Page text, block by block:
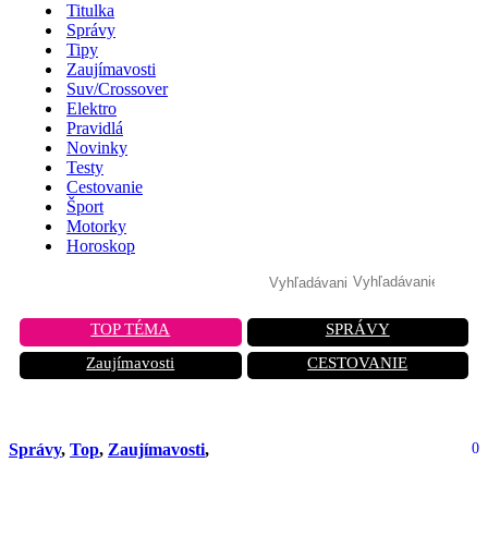
Titulka
Správy
Tipy
Zaujímavosti
Suv/Crossover
Elektro
Pravidlá
Novinky
Testy
Cestovanie
Šport
Motorky
Horoskop
TOP TÉMA
SPRÁVY
Zaujímavosti
CESTOVANIE
Správy, Top, Zaujímavosti, 0